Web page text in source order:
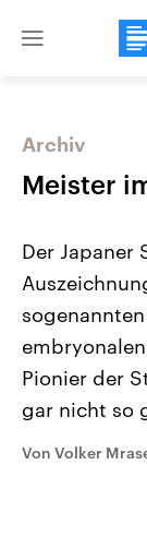
Close
Landtagswahl
Alle
September
Archiv
Meister
Der Japaner
Pionier der
gar nicht so
Von Volker